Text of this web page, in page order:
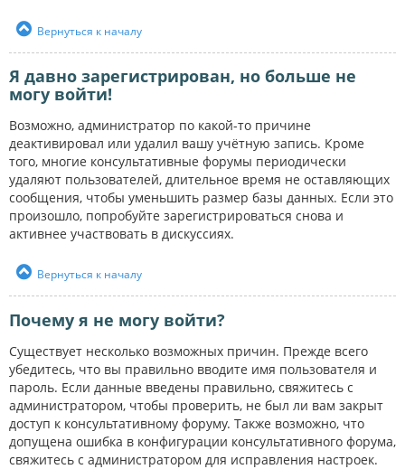
Вернуться к началу
Я давно зарегистрирован, но больше не
могу войти!
Возможно, администратор по какой-то причине
деактивировал или удалил вашу учётную запись. Кроме
того, многие консультативные форумы периодически
удаляют пользователей, длительное время не оставляющих
сообщения, чтобы уменьшить размер базы данных. Если это
произошло, попробуйте зарегистрироваться снова и
активнее участвовать в дискуссиях.
Вернуться к началу
Почему я не могу войти?
Существует несколько возможных причин. Прежде всего
убедитесь, что вы правильно вводите имя пользователя и
пароль. Если данные введены правильно, свяжитесь с
администратором, чтобы проверить, не был ли вам закрыт
доступ к консультативному форуму. Также возможно, что
допущена ошибка в конфигурации консультативного форума,
свяжитесь с администратором для исправления настроек.